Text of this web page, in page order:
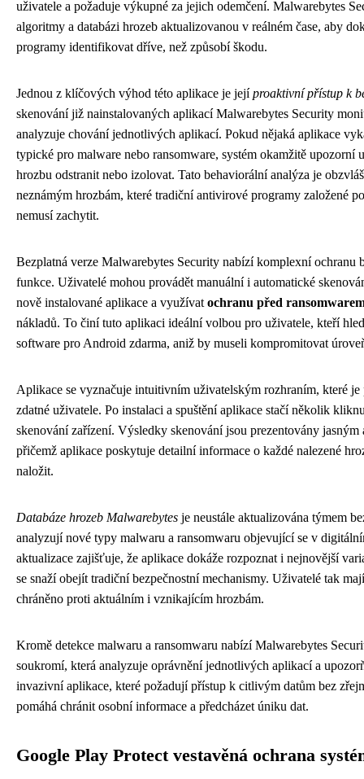
uživatele a požaduje výkupné za jejich odemčení. Malwarebytes
algoritmy a databázi hrozeb aktualizovanou v reálném čase, aby
programy identifikovat dříve, než způsobí škodu.
Jednou z klíčových výhod této aplikace je jejíproaktivní přístup k
skenování již nainstalovaných aplikací Malwarebytes Security
analyzuje chování jednotlivých aplikací. Pokud nějaká aplikace
typické pro malware nebo ransomware, systém okamžitě upozorní
hrozbu odstranit nebo izolovat. Tato behaviorální analýza je
neznámým hrozbám, které tradiční antivirové programy založené
nemusí zachytit.
Bezplatná verze Malwarebytes Security nabízí komplexní ochranu
funkce. Uživatelé mohou provádět manuální i automatické
nově instalované aplikace a využívat ochranu před
nákladů. To činí tuto aplikaci ideální volbou pro uživatele, kteří
software pro Android zdarma, aniž by museli kompromitovat
Aplikace se vyznačuje intuitivním uživatelským rozhraním, které
zdatné uživatele. Po instalaci a spuštění aplikace stačí několik
skenování zařízení. Výsledky skenování jsou prezentovány jasným
přičemž aplikace poskytuje detailní informace o každé nalezené
naložit.
Databáze hrozeb Malwarebytes je neustále aktualizována týmem
analyzují nové typy malwaru a ransomwaru objevující se v
aktualizace zajišťuje, že aplikace dokáže rozpoznat i nejnovější
se snaží obejít tradiční bezpečnostní mechanismy. Uživatelé tak
chráněno proti aktuálním i vznikajícím hrozbám.
Kromě detekce malwaru a ransomwaru nabízí Malwarebytes
soukromí, která analyzuje oprávnění jednotlivých aplikací a
invazivní aplikace, které požadují přístup k citlivým datům bez
pomáhá chránit osobní informace a předcházet úniku dat.
Google Play Protect vestavěná ochrana